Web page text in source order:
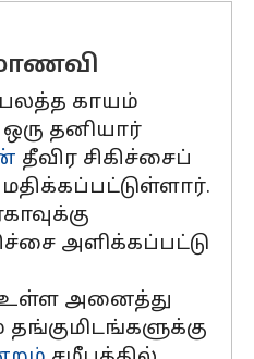
காயம்
தனியார்
தீவிர சிகிச்சைப்
அளிக்கப்பட்டு
உள்ள அனைத்து